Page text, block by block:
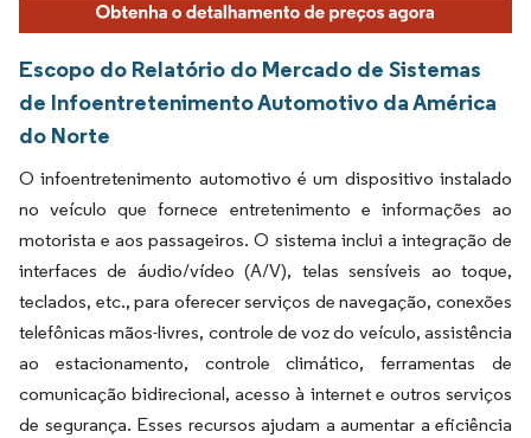
Escopo do Relatório do Mercado de Sistemas
de Infoentretenimento Automotivo da América
do Norte
O infoentretenimento automotivo é um dispositivo instalado
no veículo que fornece entretenimento e informações ao
motorista e aos passageiros. O sistema inclui a integração de
interfaces de áudio/vídeo (A/V), telas sensíveis ao toque,
teclados, etc., para oferecer serviços de navegação, conexões
telefônicas mãos-livres, controle de voz do veículo, assistência
ao estacionamento, controle climático, ferramentas de
comunicação bidirecional, acesso à internet e outros serviços
de segurança. Esses recursos ajudam a aumentar a eficiência